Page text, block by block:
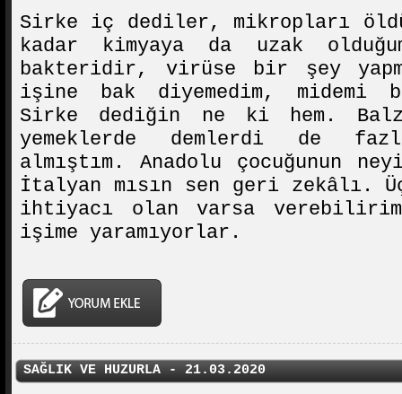
Sirke iç dediler, mikropları
kadar kimyaya da uzak
bakteridir, virüse bir şey
işine bak diyemedim, midemi
Sirke dediğin ne ki hem.
yemeklerde demlerdi de
almıştım. Anadolu çocuğunun
İtalyan mısın sen geri zekâlı.
ihtiyacı olan varsa
işime yaramıyorlar.
SAĞLIK VE HUZURLA - 21.03.2020